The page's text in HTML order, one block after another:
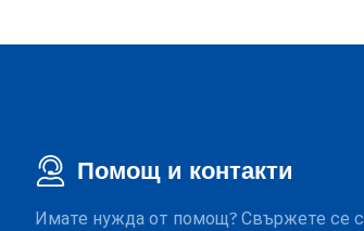
Помощ и контакти
Имате нужда от помощ? Свържете се с